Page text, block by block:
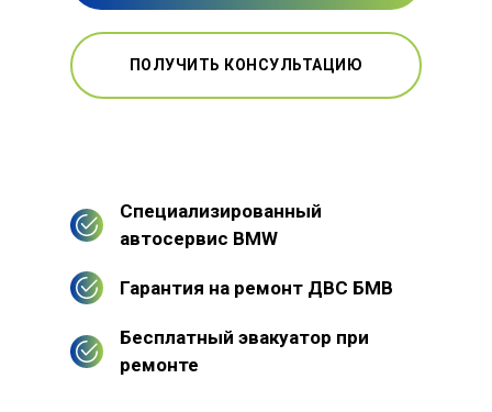
ПОЛУЧИТЬ КОНСУЛЬТАЦИЮ
Специализированный
автосервис BMW
Гарантия на ремонт ДВС БМВ
Бесплатный эвакуатор при
ремонте